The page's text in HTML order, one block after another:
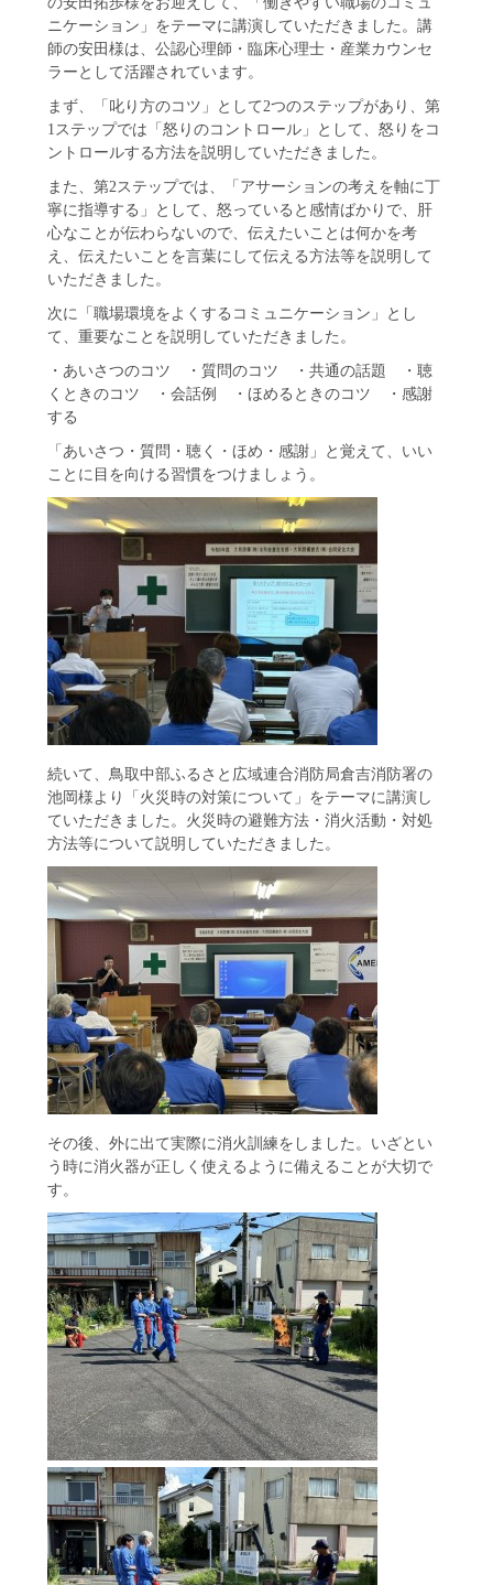
ニケーション」をテーマに講演していただきました。講
師の安田様は、公認心理師・臨床心理士・産業カウンセ
ラーとして活躍されています。
まず、「叱り方のコツ」として2つのステップがあり、第
1ステップでは「怒りのコントロール」として、怒りをコ
ントロールする方法を説明していただきました。
また、第2ステップでは、「アサーションの考えを軸に丁
寧に指導する」として、怒っていると感情ばかりで、肝
心なことが伝わらないので、伝えたいことは何かを考
え、伝えたいことを言葉にして伝える方法等を説明して
いただきました。
次に「職場環境をよくするコミュニケーション」とし
て、重要なことを説明していただきました。
・あいさつのコツ ・質問のコツ ・共通の話題 ・聴
くときのコツ ・会話例 ・ほめるときのコツ ・感謝
する
「あいさつ・質問・聴く・ほめ・感謝」と覚えて、いい
ことに目を向ける習慣をつけましょう。
続いて、鳥取中部ふるさと広域連合消防局倉吉消防署の
池岡様より「火災時の対策について」をテーマに講演し
ていただきました。火災時の避難方法・消火活動・対処
方法等について説明していただきました。
その後、外に出て実際に消火訓練をしました。いざとい
う時に消火器が正しく使えるように備えることが大切で
す。